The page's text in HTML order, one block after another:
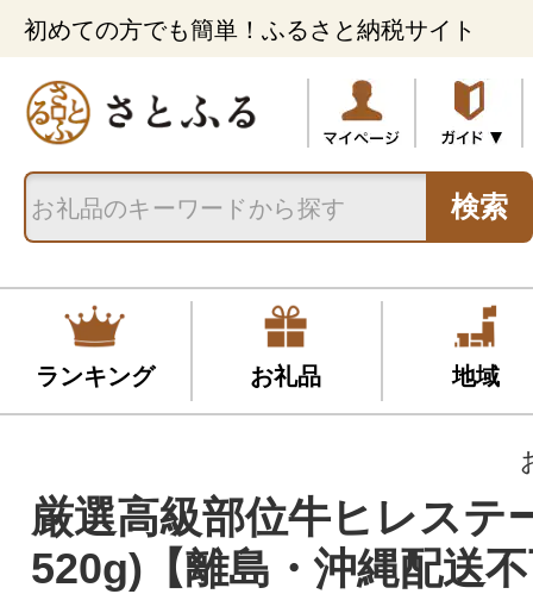
初めての方でも簡単！ふるさと納税サイト
検索
ランキング お礼品 地域
厳選高級部位牛ヒレステ
520g)【離島・沖縄配送